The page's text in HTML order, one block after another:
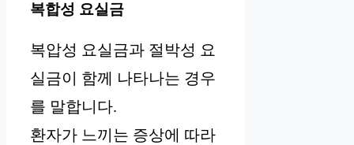
복합성 요실금
복압성 요실금과 절박성 요
실금이 함께 나타나는 경우
를 말합니다.
환자가 느끼는 증상에 따라